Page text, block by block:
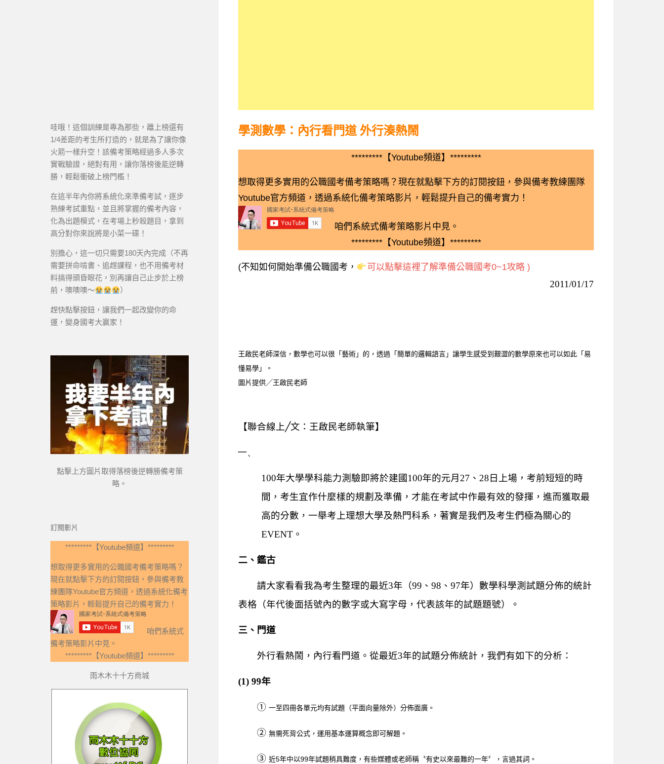
學測數學：內行看門道 外行湊熱鬧
*********【Youtube頻道】*********
想取得更多實用的公職國考備考策略嗎？現在就點擊下方的訂閱按鈕，參與備考教練團隊
Youtube官方頻道，透過系統化備考策略影片，輕鬆提升自己的備考實力！
咱們系統式備考策略影片中見。
*********【Youtube頻道】*********
(不知如何開始準備公職國考， 可以點擊這裡了解準備公職國考0~1攻略 )
2011/01/17
王啟民老師深信，數學也可以很「藝術」的，透過「簡單的邏輯語言」讓學生感受到艱澀的數學原來也可以如此「易
懂易學」。
圖片提供╱王啟民老師
【聯合線上╱文：王啟民老師執筆】
一、
100年大學學科能力測驗即將於建國100年的元月27、28日上場，考前短短的時
間，考生宜作什麼樣的規劃及準備，才能在考試中作最有效的發揮，進而獲取最
高的分數，一舉考上理想大學及熱門科系，著實是我們及考生們極為關心的
EVENT。
二、鑑古
請大家看看我為考生整理的最近3年（99、98、97年）數學科學測試題分佈的統計
表格（年代後面括號內的數字或大寫字母，代表該年的試題題號）。
三、門道
外行看熱鬧，內行看門道。從最近3年的試題分佈統計，我們有如下的分析：
(1) 99年
① 一至四冊各單元均有試題（平面向量除外）分佈面廣。
② 無需死背公式，運用基本運算概念即可解題。
③ 近5年中以99年試題稍具難度，有些媒體或老師稱〝有史以來最難的一年〞，言過其詞。
哇哦！這個訓練是專為那些，離上榜還有
1/4差距的考生所打造的，就是為了讓你像
火箭一樣升空！該備考策略經過多人多次
實戰驗證，絕對有用，讓你落榜後能逆轉
勝，輕鬆衝破上榜門檻！
在這半年內你將系統化來準備考試，逐步
熟練考試重點，並且將掌握的備考內容，
化為出題模式，在考場上秒殺題目，拿到
高分對你來說將是小菜一碟！
別擔心，這一切只需要180天內完成（不再
需要拼命啃書、追趕課程，也不用備考材
料搞得頭昏眼花，別再讓自己止步於上榜
前，噢噢噢～
）
趕快點擊按鈕，讓我們一起改變你的命
運，變身國考大贏家！
點擊上方圖片取得落榜後逆轉勝備考策
略。
訂閱影片
*********【Youtube頻道】*********
想取得更多實用的公職國考備考策略嗎？
現在就點擊下方的訂閱按鈕，參與備考教
練團隊Youtube官方頻道，透過系統化備考
策略影片，輕鬆提升自己的備考實力！
咱們系統式
備考策略影片中見。
*********【Youtube頻道】*********
雨木木十十方商城